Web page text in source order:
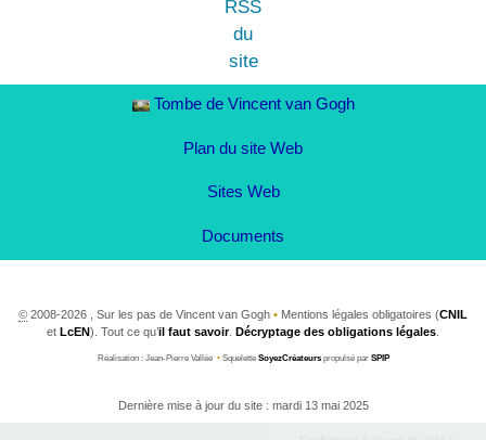
Tombe de Vincent van Gogh
Plan du site Web
Sites Web
Documents
© 2008-2026 , Sur les pas de Vincent van Gogh • Mentions légales obligatoires (CNIL
et LcEN). Tout ce qu’il faut savoir. Décryptage des obligations légales
Réalisation : Jean-Pierre Vallée •Squelette SoyezCréateurspropulsé par SPIP
Dernière mise à jour du site : mardi 13 mai 2025